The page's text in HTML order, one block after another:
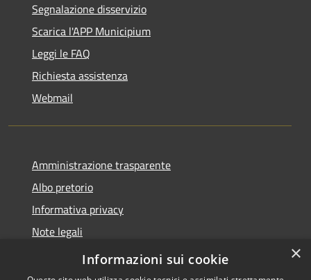
Segnalazione disservizio
Scarica l'APP Municipium
Leggi le FAQ
Richiesta assistenza
Webmail
Amministrazione trasparente
Albo pretorio
Informativa privacy
Note legali
Dichiarazione di accessibilità
×
Informazioni sui cookie